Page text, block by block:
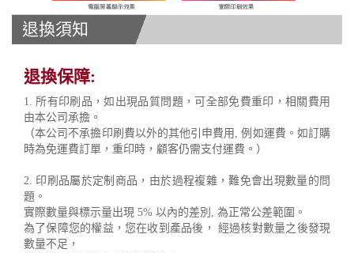
退換須知
退換保障:
1. 所有印刷品，如出現品質問題，可全部免費重印，相關費用
由本公司承擔。
（本公司不承擔印刷費以外的其他引申費用, 例如運費。如訂購
時為免運費訂單，重印時，顧客仍需支付運費。）
2. 印刷品屬於定制商品，由於過程複雜，難免會出現數量的問
題。
實際數量與標示量出現 5% 以內的差別, 為正常公差範圍。
為了保障您的權益，您在收到產品後， 經過核對數量之後發現
數量不足，